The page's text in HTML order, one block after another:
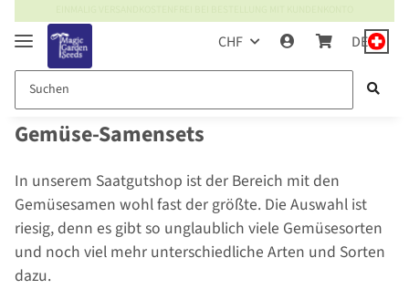
CHF DE
Gemüse-Samensets
In unserem Saatgutshop ist der Bereich mit den
Gemüsesamen wohl fast der größte. Die Auswahl ist
riesig, denn es gibt so unglaublich viele Gemüsesorten
und noch viel mehr unterschiedliche Arten und Sorten
dazu.